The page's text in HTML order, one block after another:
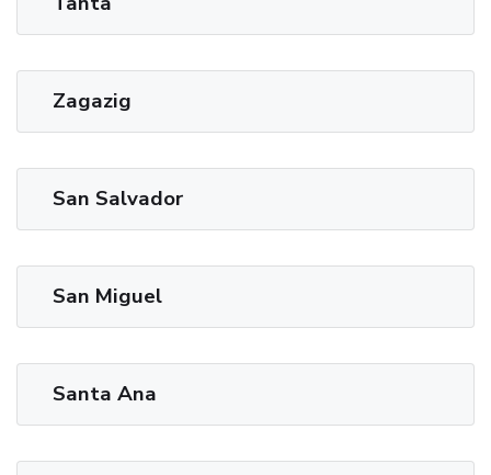
Zagazig
San Salvador
San Miguel
Santa Ana